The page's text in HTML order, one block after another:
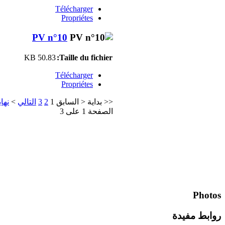
Télécharger
Propriétes
PV n°10
Taille du fichier:
50.83 KB
Télécharger
Propriétes
<< بداية < السابق 1
2
3 التالي >
الصفحة 1 على 3
Photos
روابط مفيدة